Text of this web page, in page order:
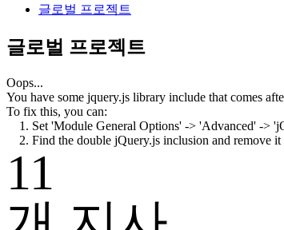
글로벌 프로젝트
글로벌 프로젝트
Oops...
You have some jquery.js library include that comes
To fix this, you can:
1. Set 'Module General Options' -> 'Advanced' ->
2. Find the double jQuery.js inclusion and remove it
11